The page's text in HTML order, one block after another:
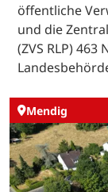
öffentliche
und die
(ZVS RLP)
Mendig